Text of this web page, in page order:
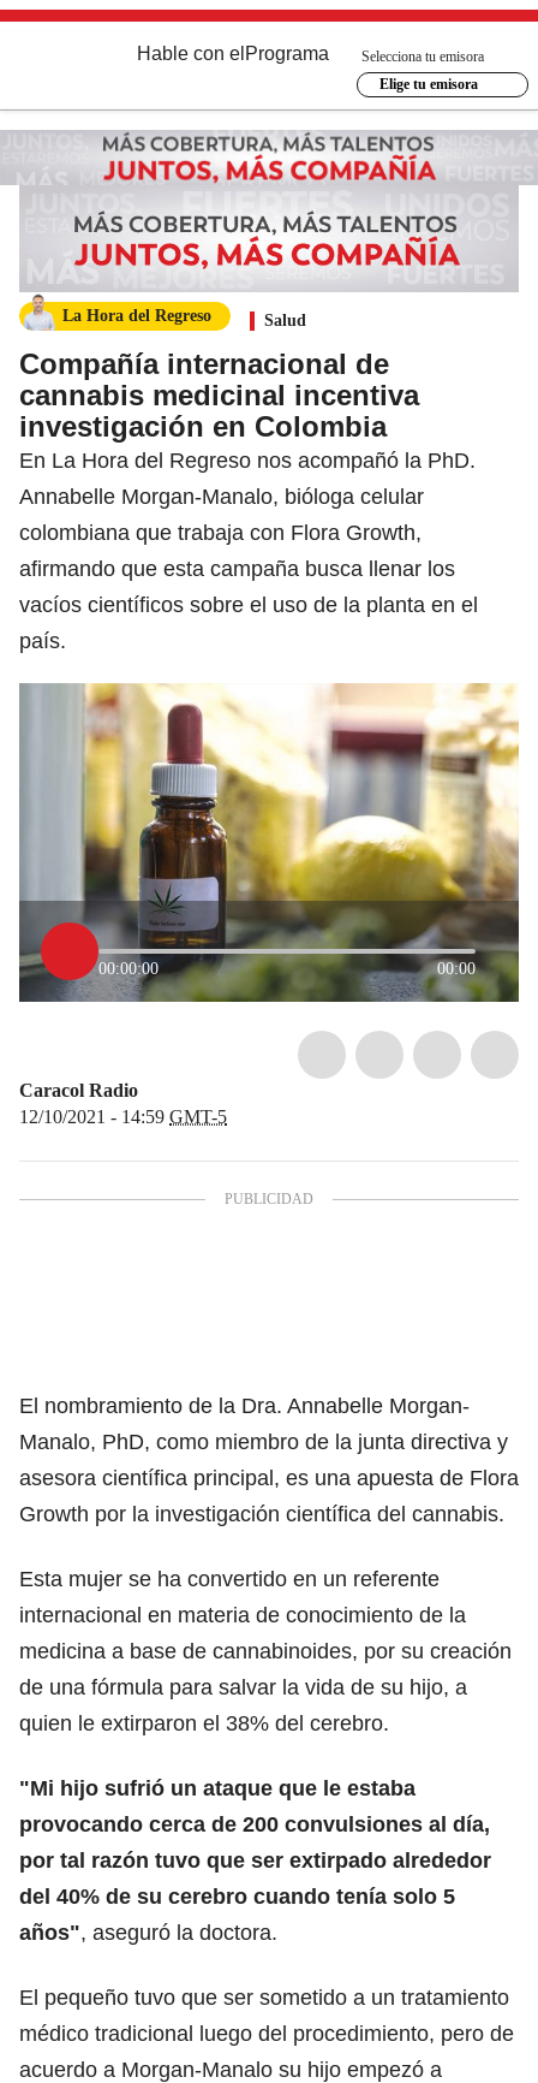
Hable con el Programa
Selecciona tu emisora
Elige tu emisora
La Hora del Regreso Salud
Compañía internacional de
cannabis medicinal incentiva
investigación en Colombia
En La Hora del Regreso nos acompañó la PhD.
Annabelle Morgan-Manalo, bióloga celular
colombiana que trabaja con Flora Growth,
afirmando que esta campaña busca llenar los
vacíos científicos sobre el uso de la planta en el
país.
00:00:00 00:00
Caracol Radio
12/10/2021 - 14:59 GMT-5
El nombramiento de la Dra. Annabelle Morgan-
Manalo, PhD, como miembro de la junta directiva y
asesora científica principal, es una apuesta de Flora
Growth por la investigación científica del cannabis.
Esta mujer se ha convertido en un referente
internacional en materia de conocimiento de la
medicina a base de cannabinoides, por su creación
de una fórmula para salvar la vida de su hijo, a
quien le extirparon el 38% del cerebro.
"Mi hijo sufrió un ataque que le estaba
provocando cerca de 200 convulsiones al día,
por tal razón tuvo que ser extirpado alrededor
del 40% de su cerebro cuando tenía solo 5
años", aseguró la doctora.
El pequeño tuvo que ser sometido a un tratamiento
médico tradicional luego del procedimiento, pero de
acuerdo a Morgan-Manalo su hijo empezó a